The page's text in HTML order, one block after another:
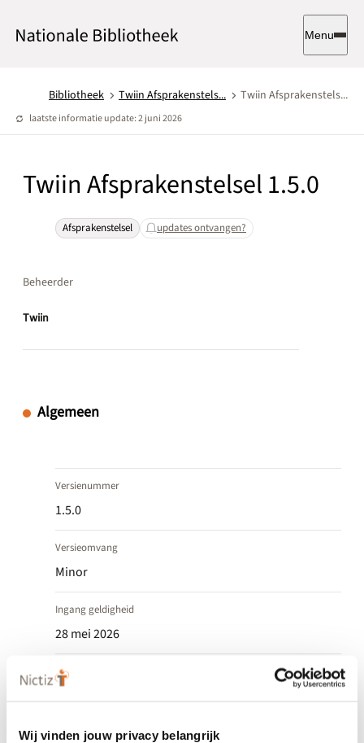
Wij vinden jouw privacy belangrijk
Menu
Bibliotheek Twiin Afsprakenstels... Twiin Afsprakenstels...
laatste informatie update: 2 juni 2026
Twiin Afsprakenstelsel 1.5.0
Afsprakenstelsel updates ontvangen?
Beheerder
Twiin
Algemeen
Versienummer
1.5.0
Versieomvang
Minor
Ingang geldigheid
28 mei 2026
Einde geldigheid
Status